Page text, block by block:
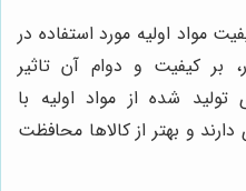
مواد اولیه مورد استفاده در
بر کیفیت و دوام آن تاثیر
تولید شده از مواد اولیه با
و بهتر از کالاها محافظت